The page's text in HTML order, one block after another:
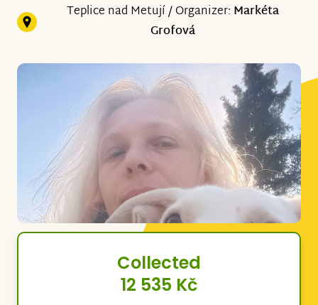
Teplice nad Metují / Organizer: Markéta
Grofová
Collected
12 535 Kč